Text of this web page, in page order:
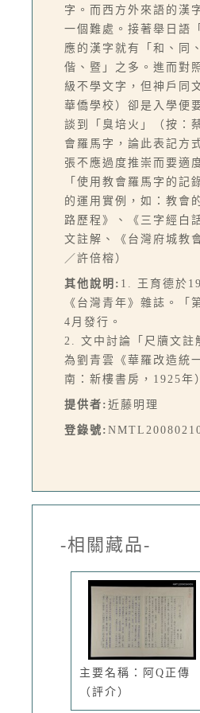
字。而西方外來語的漢
一個難處。接著舉日語
應的漢字就有「和、同
偕、暨」之多。進而對
級不學文字，但神戶同
華僑學校）卻是入學便
談到「臭培火」（按：
會羅馬字，論此表記方
張不應過度推崇而要適
「使用教會羅馬字的記
的運用實例，如：教會
路歷程》、《三字經白
文註解、《台灣府城教
／許倍榕）
其他說明: 1. 王育德於
《台灣青年》雜誌。「
4月發行。
2. 文中討論「尺牘文註
為劉青雲《華羅改造統
南：新樓書房，1925年
提供者: 近藤明理
登錄號:
-相關藏品-
主要名稱：阿Q正傳
（評介）